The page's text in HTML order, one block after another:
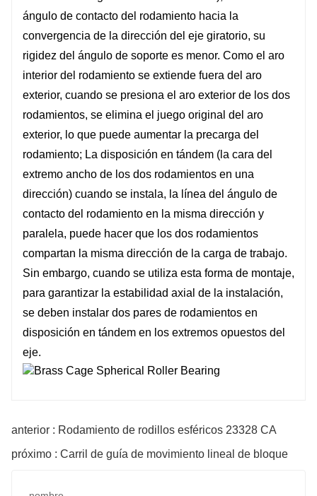
ángulo de contacto del rodamiento hacia la
convergencia de la dirección del eje giratorio, su
rigidez del ángulo de soporte es menor. Como el aro
interior del rodamiento se extiende fuera del aro
exterior, cuando se presiona el aro exterior de los dos
rodamientos, se elimina el juego original del aro
exterior, lo que puede aumentar la precarga del
rodamiento; La disposición en tándem (la cara del
extremo ancho de los dos rodamientos en una
dirección) cuando se instala, la línea del ángulo de
contacto del rodamiento en la misma dirección y
paralela, puede hacer que los dos rodamientos
compartan la misma dirección de la carga de trabajo.
Sin embargo, cuando se utiliza esta forma de montaje,
para garantizar la estabilidad axial de la instalación,
se deben instalar dos pares de rodamientos en
disposición en tándem en los extremos opuestos del
eje.
anterior : Rodamiento de rodillos esféricos 23328 CA
próximo : Carril de guía de movimiento lineal de bloque